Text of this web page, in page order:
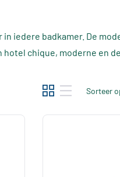
in iedere badkamer. De
chique, moderne en
Sorteer